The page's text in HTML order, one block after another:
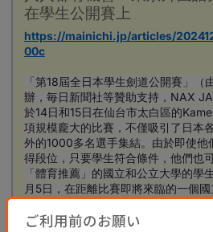
在學生公開賽上
https://mainichi.jp/articles/
00c
「第18屆全日本學生劍道公開賽」（
辦，毎日新聞社等贊助支持，NAX
於14日和15日在仙台市太白區的
項規模龐大的比賽，不僅吸引了日本
外的1000多名選手集結。由於即使他
得段位，只要學生符合條件，他們也
「體育推薦」的國立和公立大學的學
月5日，在距離比賽即將來臨的一個
的成員們在感受到在全國舞台上測試
正專心致志地進行訓練。
ご利用前のお願い